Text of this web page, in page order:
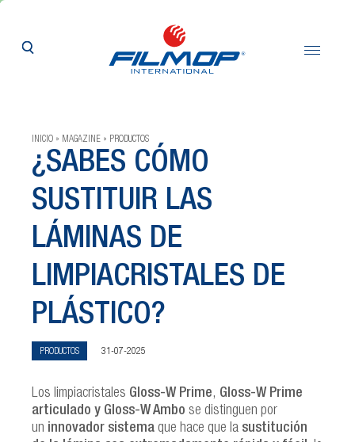
INICIO MAGAZINE PRODUCTOS
¿SABES CÓMO
SUSTITUIR LAS
LÁMINAS DE
LIMPIACRISTALES DE
PLÁSTICO?
PRODUCTOS 31-07-2025
Los limpiacristales Gloss-W Prime, Gloss-W Prime
articulado y Gloss-W Ambo se distinguen por
un innovador sistemaque hace que la sustitución